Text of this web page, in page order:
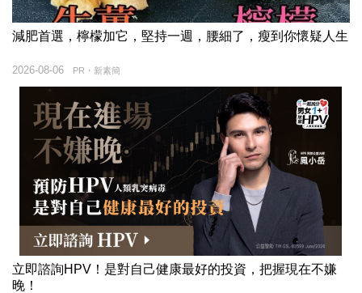
減肥首選，檸檬加它，堅持一週，腰細了，瘦到你懷疑人生
PR・新素簡
2026-08-06
立即諮詢HPV！是對自己健康最好的投資，把握現在不嫌
晚！